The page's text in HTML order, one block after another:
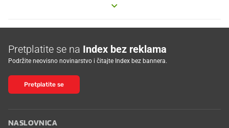
Pretplatite se na Index bez reklama
Podržite neovisno novinarstvo i čitajte Index bez bannera.
Pretplatite se
NASLOVNICA